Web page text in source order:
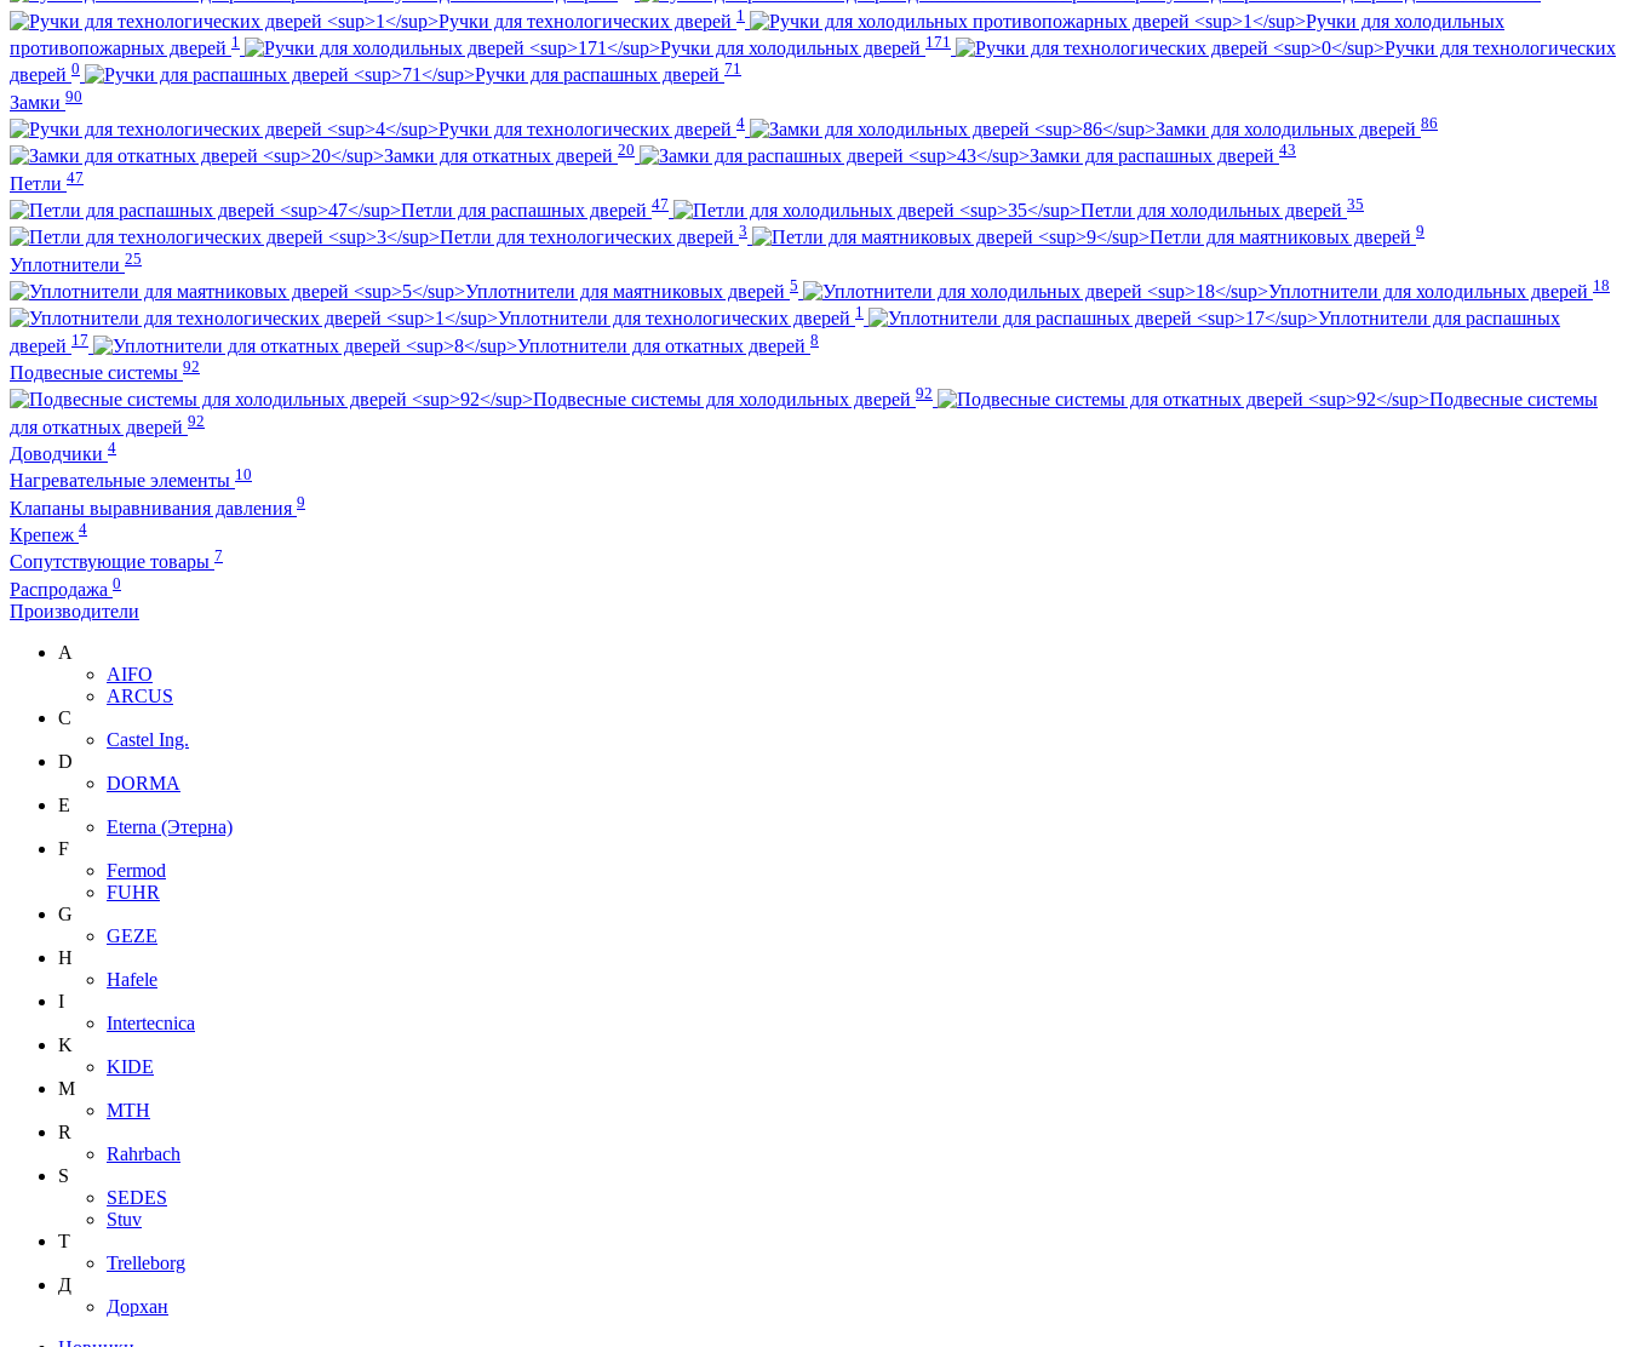
Ручки для технологических дверей 1
Ручки для холодильных
противопожарных дверей 1 Ручки для холодильных дверей 171
Ручки для технологических
дверей 0 Ручки для распашных дверей 71
Замки 90
Ручки для технологических дверей 4 Замки для холодильных дверей 86
Замки для откатных дверей 20 Замки для распашных дверей 43
Петли 47
Петли для распашных дверей 47 Петли для холодильных дверей 35
Петли для технологических дверей 3 Петли для маятниковых дверей 9
Уплотнители 25
Уплотнители для маятниковых дверей 5 Уплотнители для холодильных дверей 18
Уплотнители для технологических дверей 1
Уплотнители для распашных
дверей 17 Уплотнители для откатных дверей 8
Подвесные системы 92
Подвесные системы для холодильных дверей 92
Подвесные системы
для откатных дверей 92
Доводчики 4
Нагревательные элементы 10
Клапаны выравнивания давления 9
Крепеж 4
Сопутствующие товары 7
Распродажа 0
Производители
A
AIFO
ARCUS
C
Castel Ing.
D
DORMA
E
Eterna (Этерна)
F
Fermod
FUHR
G
GEZE
H
Hafele
I
Intertecnica
K
KIDE
M
MTH
R
Rahrbach
S
SEDES
Stuv
T
Trelleborg
Д
Дорхан